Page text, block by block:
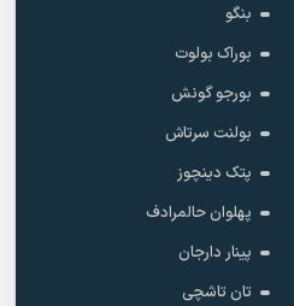
بنگو
بوراک بولوت
بورجو گونش
بولنت سرتاش
پتک دینچوز
پهلوان حالمرادف
پینار دارجان
تان تاشچی